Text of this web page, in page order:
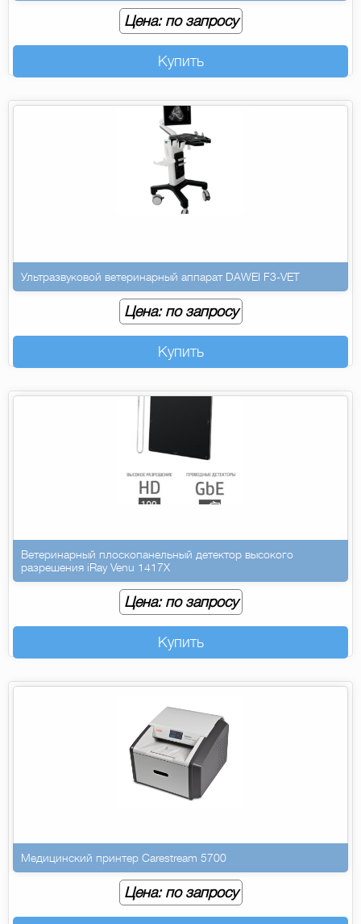
Цена: по запросу
Купить
Ультразвуковой ветеринарный аппарат DAWEI F3-VET
Цена: по запросу
Купить
Ветеринарный плоскопанельный детектор высокого
разрешения iRay Venu 1417X
Цена: по запросу
Купить
Медицинский принтер Carestream 5700
Цена: по запросу